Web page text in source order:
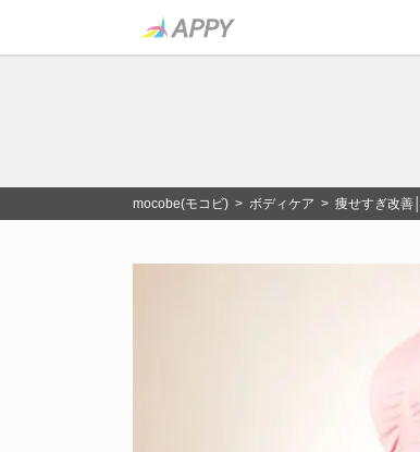
mocobe(モコビ) > ボディケア > 痩せすぎ改善